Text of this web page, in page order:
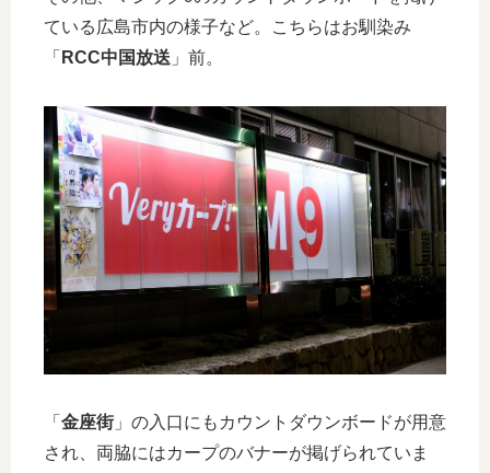
ている広島市内の様子など。こちらはお馴染み
「 RCC中国放送 」前。
「 金座街」の入口にもカウントダウンボードが用意
され、両脇にはカープのバナーが掲げられていま